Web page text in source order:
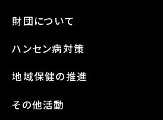
財団について
ハンセン病対策
地域保健の推進
その他活動